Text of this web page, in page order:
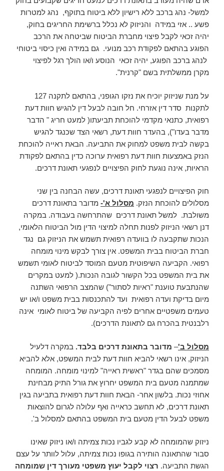
למשל- נהג ברכב ללא רישיון ללא ביטוח בתוקף, נהג למטרות
פשע .. אזי במידה והניזוק לא נכלל ברשימת החריגים בחוק,
יהיה זכאי לקבל פיצוי מחברת הביטוח שביטחה את הרכב
הפוגע בהתאם לפקודת רכב מנועי. גם במידה ואין כיסוי ביטוחי
לנהג ברכב הפוגע, יהיה זכאי הנוסע ו/או הולך רגל לפיצוי
מקרן ממשלתית בשם "קרנית".
על מנת שניזוק יוכיח את נזקו הגופני, בהתאם לתקנה 127
לתקנות סדר דין אזרחי. חל חובה לבעל דין להגיש חוות דעת
רפואית, כתנאי מקדמי להוכחת תביעתו( למעט חריג " הדבר
מדבר בעדו"), בהעדר חוות דעת, רשאי הצד שכנגד להגיש
בקשה לבית משפט למחוק את התביעה. הבאת ראייה להוכחת
הנזק באמצעות חוות דעת רפואית ערוכה כדין בהתאם לפקודת
הראיות, אינה נוגעת לחוק הפיצויים לנפגעי תאונת דרכים.
חוק הפיצויים לנפגעי תאונת דרכים, עשה הבחנה בין שני
מסלולים להוכחת הנזק. מסלול א'- מדובר בתאונת דרכים
משולבת. למשל תאונת דרכים שהתרחשה בעבודה. במקרה
דנן רשאי הניזוק לפנות תחלה למיצוי הדין מול הביטוח הלאומי,
הנכות שתקבעה לו בוועדה רפואית תשמש את הניזוק גם נגד
חברת הביטוח בבית המשפט. אין צורך לבקש מינוי מומחה
רפואי. הקביעה השיפוטית מטעם המוסד לביטוח לאומי תשמש
את בית המשפט בכל הקשור לגובה הנכות.( למעט במקרים
שהנתבעת טוענת "ראיות לסתור") שהמצב הרפואי השתנה
מיום בדיקת ועדה רפואית ועד להתכנסות בבית משפט ו/או יש
טעמים משפטיים אחרים לפיה הקביעה של ביטוח לאומי אינה
רלבנטית בהכרח גם לתאונת הדרכים).
מסלול ב'– מדובר בתאונת דרכים בלבד. במקרה דלעיל
הניזוק, אינו רשאי להביא חוות דעת לבית המשפט, אלא להביא
מסמכים שהם בגדר "ראשית ראייה" למינוי מומחה. המומחה
שמתמנה מטעם בית המשפט יחרוץ את גורל התיק מבחינת
אחוזי נכות. בלשון אחר- הבאת חוות דעת רפואית בתביעה בגין
תאונת דרכים, לא תחשב כראייה ואף עלולה לגרום להוצאות
משפט לבעל הדין מטעם בית המשפט בהתאם למסלול ב'.
ניזוק שהמומחה לא קבע לגביו נכות צמיתה ו/או ניזוק שאינו
סבור שהתאונה הותירה בגופו נכות צמיתה, עלול לוותר על עצם
הגשת התביעה. רצוי לקבל יעוץ משפטי מעורך דין שמומחה